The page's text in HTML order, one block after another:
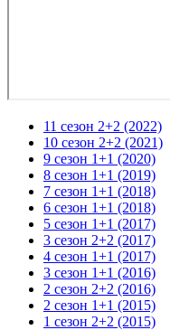
11 сезон 2+2 (2022)
10 сезон 2+2 (2021)
9 сезон 1+1 (2020)
8 сезон 1+1 (2019)
7 сезон 1+1 (2018)
6 сезон 1+1 (2018)
5 сезон 1+1 (2017)
3 сезон 2+2 (2017)
4 сезон 1+1 (2017)
3 сезон 1+1 (2016)
2 сезон 2+2 (2016)
2 сезон 1+1 (2015)
1 сезон 2+2 (2015)